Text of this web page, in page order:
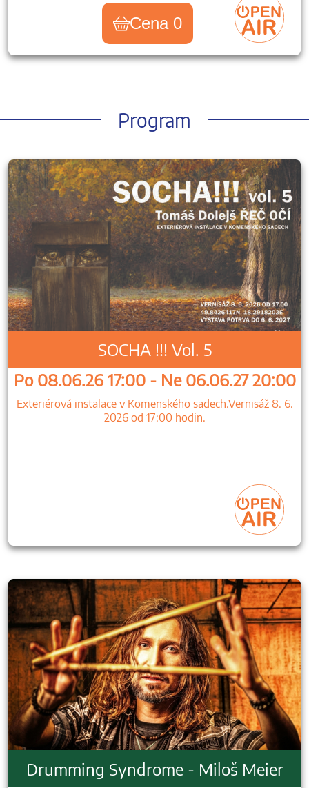
Cena 0
Program
SOCHA !!! Vol. 5
Po 08.06.26 17:00 - Ne 06.06.27 20:00
Exteriérová instalace v Komenského sadech.Vernisáž 8. 6.
2026 od 17:00 hodin.
Drumming Syndrome - Miloš Meier